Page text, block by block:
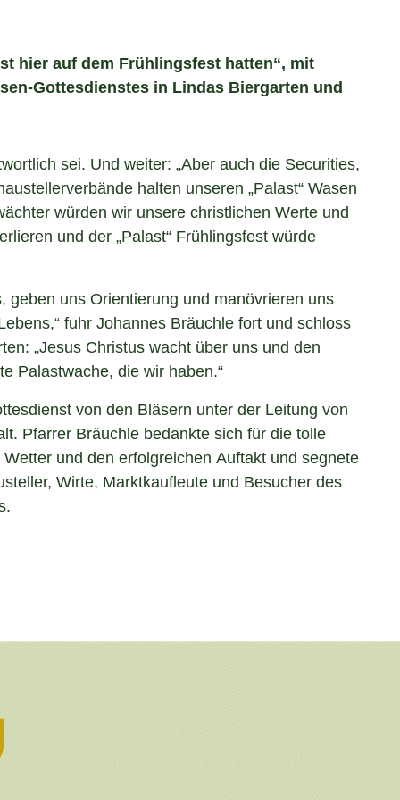
hier auf dem Frühlingsfest hatten“, mit
Gottesdienstes in Lindas Biergarten und
sei. Und weiter: „Aber auch die Securities,
halten unseren „Palast“ Wasen
würden wir unsere christlichen Werte und
und der „Palast“ Frühlingsfest würde
geben uns Orientierung und manövrieren uns
fuhr Johannes Bräuchle fort und schloss
„Jesus Christus wacht über uns und den
Palastwache, die wir haben.“
von den Bläsern unter der Leitung von
Pfarrer Bräuchle bedankte sich für die tolle
und den erfolgreichen Auftakt und segnete
Wirte, Marktkaufleute und Besucher des